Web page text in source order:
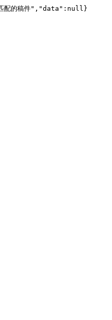
配的稿件","data":null}